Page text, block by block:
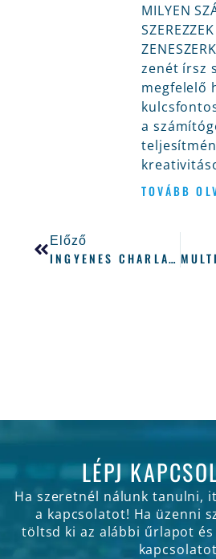
MILYEN
zenét írsz
megfelelő
a
TOVÁBB
Előző
INGYENES CHARLATAN SZINTETIZÁTOR
LÉPJ
Ha szeretnél nálunk tanulni,
a kapcsolatot! Ha üzenni
töltsd ki az alábbi űrlapot és